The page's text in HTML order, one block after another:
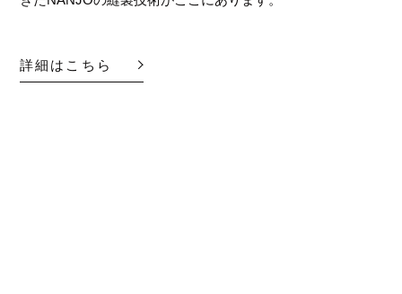
詳細はこちら